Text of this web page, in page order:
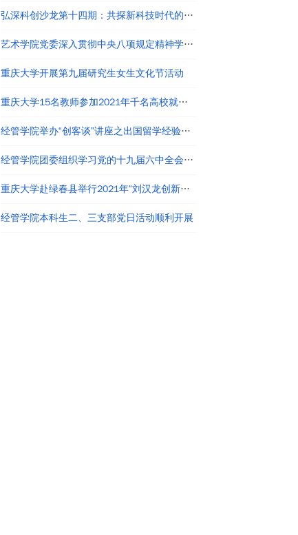
弘深科创沙龙第十四期：共探新科技时代的创新创业与职业发展
艺术学院党委深入贯彻中央八项规定精神学习教育读书班结业
重庆大学开展第九届研究生女生文化节活动
重庆大学15名教师参加2021年千名高校就业工作者专题培训
经管学院举办“创客谈”讲座之出国留学经验分享
经管学院团委组织学习党的十九届六中全会精神
重庆大学赴绿春县举行2021年“刘汉龙创新团队龙之梦”奖助学金颁发仪式
经管学院本科生二、三支部党日活动顺利开展